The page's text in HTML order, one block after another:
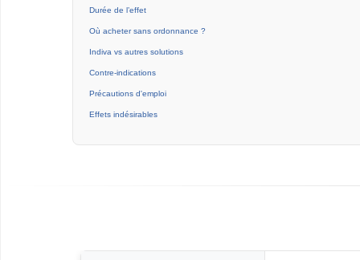
Durée de l’effet
Où acheter sans ordonnance ?
Indiva vs autres solutions
Contre-indications
Précautions d'emploi
Effets indésirables